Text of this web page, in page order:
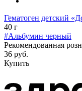
Гематоген детский
40 г
#Альбумин черный
Рекомендованная
36 руб.
Купить